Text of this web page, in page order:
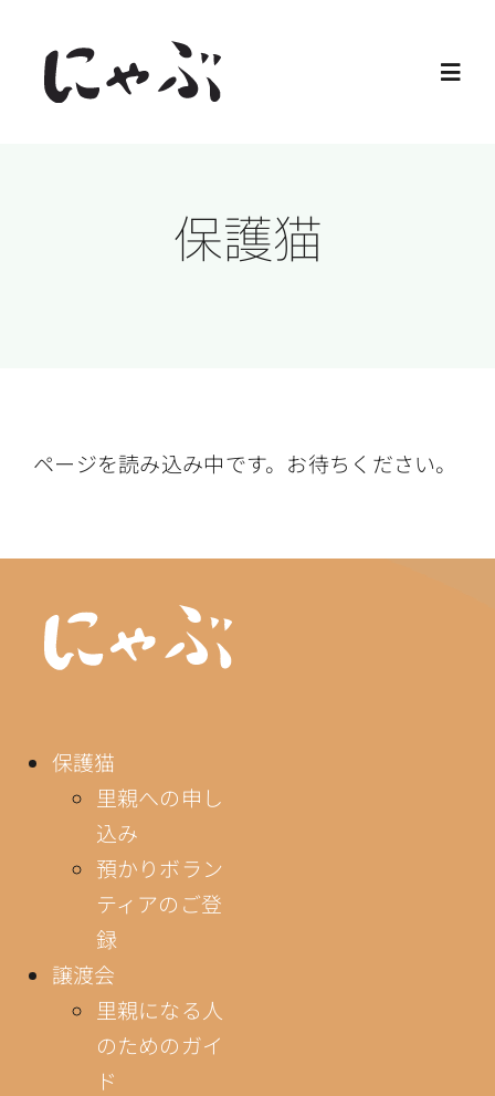
content
ご支援
保護猫
ページを読み込み中です。お待ちください。
保護猫
里親への申し
込み
預かりボラン
ティアのご登
録
譲渡会
里親になる人
のためのガイ
ド